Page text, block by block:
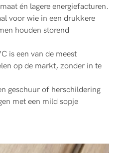
én lagere energiefacturen.
voor wie in een drukkere
houden storend
is een van de meest
op de markt, zonder in te
geschuur of herschildering
met een mild sopje